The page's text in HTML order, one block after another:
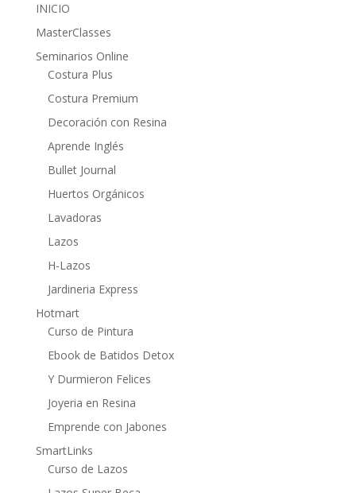
INICIO
MasterClasses
Seminarios Online
Costura Plus
Costura Premium
Decoración con Resina
Aprende Inglés
Bullet Journal
Huertos Orgánicos
Lavadoras
Lazos
H-Lazos
Jardineria Express
Hotmart
Curso de Pintura
Ebook de Batidos Detox
Y Durmieron Felices
Joyeria en Resina
Emprende con Jabones
SmartLinks
Curso de Lazos